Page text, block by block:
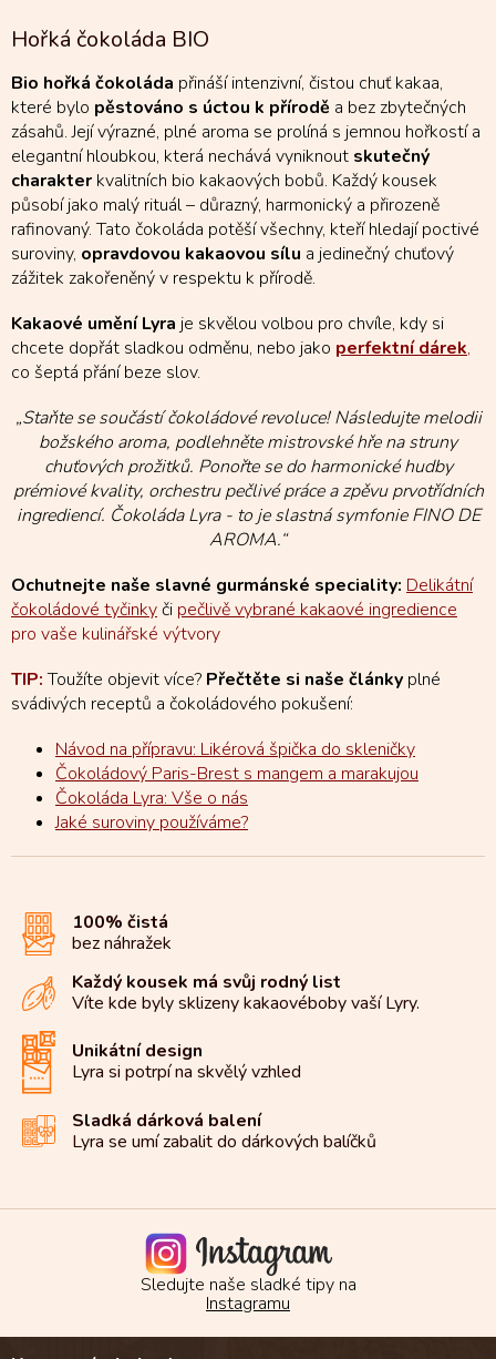
Hořká čokoláda BIO
Bio hořká čokoláda přináší intenzivní, čistou chuť kakaa,
které bylo pěstováno s úctou k přírodě a bez zbytečných
zásahů. Její výrazné, plné aroma se prolíná s jemnou hořkostí a
elegantní hloubkou, která nechává vyniknout skutečný
charakter kvalitních bio kakaových bobů. Každý kousek
působí jako malý rituál – důrazný, harmonický a přirozeně
rafinovaný. Tato čokoláda potěší všechny, kteří hledají poctivé
suroviny, opravdovou kakaovou sílu a jedinečný chuťový
zážitek zakořeněný v respektu k přírodě.
Kakaové umění Lyra je skvělou volbou pro chvíle, kdy si
chcete dopřát sladkou odměnu, nebo jako perfektní dárek,
co šeptá přání beze slov.
„Staňte se součástí čokoládové revoluce! Následujte melodii
božského aroma, podlehněte mistrovské hře na struny
chuťových prožitků. Ponořte se do harmonické hudby
prémiové kvality, orchestru pečlivé práce a zpěvu prvotřídních
ingrediencí. Čokoláda Lyra - to je slastná symfonie FINO DE
AROMA.“
Ochutnejte naše slavné gurmánské speciality: Delikátní
čokoládové tyčinkyči pečlivě vybrané kakaové ingredience
pro vaše kulinářské výtvory
TIP:Toužíte objevit více? Přečtěte si naše články plné
svádivých receptů a čokoládového pokušení:
Návod na přípravu: Likérová špička do skleničky
Čokoládový Paris-Brest s mangem a marakujou
Čokoláda Lyra: Vše o nás
Jaké suroviny používáme?
100% čistá
bez náhražek
Každý kousek má svůj rodný list
Víte kde byly sklizeny kakaovéboby vaší Lyry.
Unikátní design
Lyra si potrpí na skvělý vzhled
Sladká dárková balení
Lyra se umí zabalit do dárkových balíčků
Sledujte naše sladké tipy na
Instagramu
Z